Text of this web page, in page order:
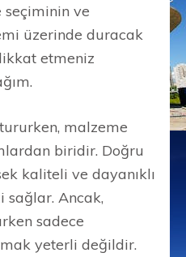
ve
üzerinde duracak
etmeniz
malzeme
biridir. Doğru
kaliteli ve dayanıklı
sağlar. Ancak,
sadece
yeterli değildir.